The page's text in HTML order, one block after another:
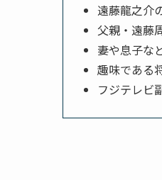
遠藤龍之介
父親・遠藤
妻や息子な
趣味である
フジテレビ